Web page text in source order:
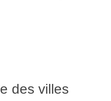
des villes